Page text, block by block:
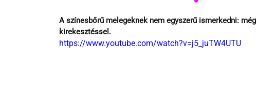
A színesbőrű melegeknek nem egyszerű ismerkedni:
kirekesztéssel.
https://www.youtube.com/watch?v=j5_juTW4UTU